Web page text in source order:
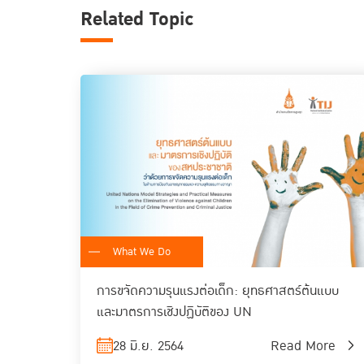
Related Topic
What We Do
การขจัดความรุนแรงต่อเด็ก: ยุทธศาสตร์ต้นแบบ
และมาตรการเชิงปฏิบัติของ UN
28 มิ.ย. 2564
Read More